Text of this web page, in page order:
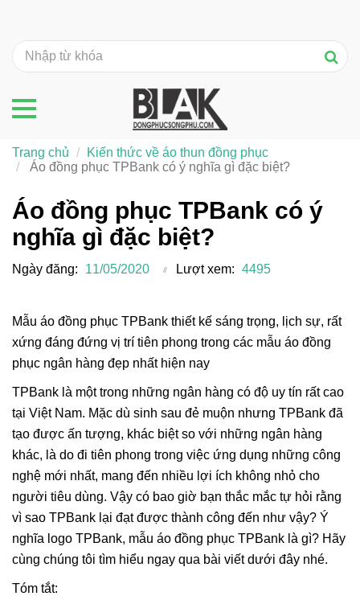
Áo đồng phục TPBank có ý
nghĩa gì đặc biệt?
Ngày đăng: 11/05/2020 Lượt xem: 4495
Mẫu áo đồng phục TPBank thiết kế sáng trọng, lịch sự, rất
xứng đáng đứng vị trí tiên phong trong các mẫu áo đồng
phục ngân hàng đẹp nhất hiện nay
TPBank là một trong những ngân hàng có độ uy tín rất cao
tại Việt Nam. Mặc dù sinh sau đẻ muộn nhưng TPBank đã
tạo được ấn tượng, khác biệt so với những ngân hàng
khác, là do đi tiên phong trong việc ứng dụng những công
nghệ mới nhất, mang đến nhiều lợi ích không nhỏ cho
người tiêu dùng. Vậy có bao giờ bạn thắc mắc tự hỏi rằng
vì sao TPBank lại đạt được thành công đến như vậy? Ý
nghĩa logo TPBank, mẫu áo đồng phục TPBank là gì? Hãy
cùng chúng tôi tìm hiểu ngay qua bài viết dưới đây nhé.
Tóm tắt:
Trang chủ
Kiến thức về áo thun đồng phục
Áo đồng phục TPBank có ý nghĩa gì đặc biệt?